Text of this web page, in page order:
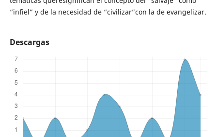
“infiel” y de la necesidad de “civilizar”con la de evangelizar.
Descargas